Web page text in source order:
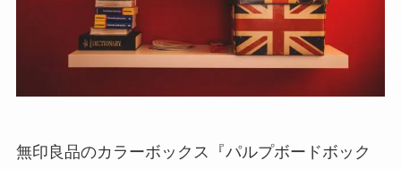
無印良品のカラーボックス『パルプボードボック